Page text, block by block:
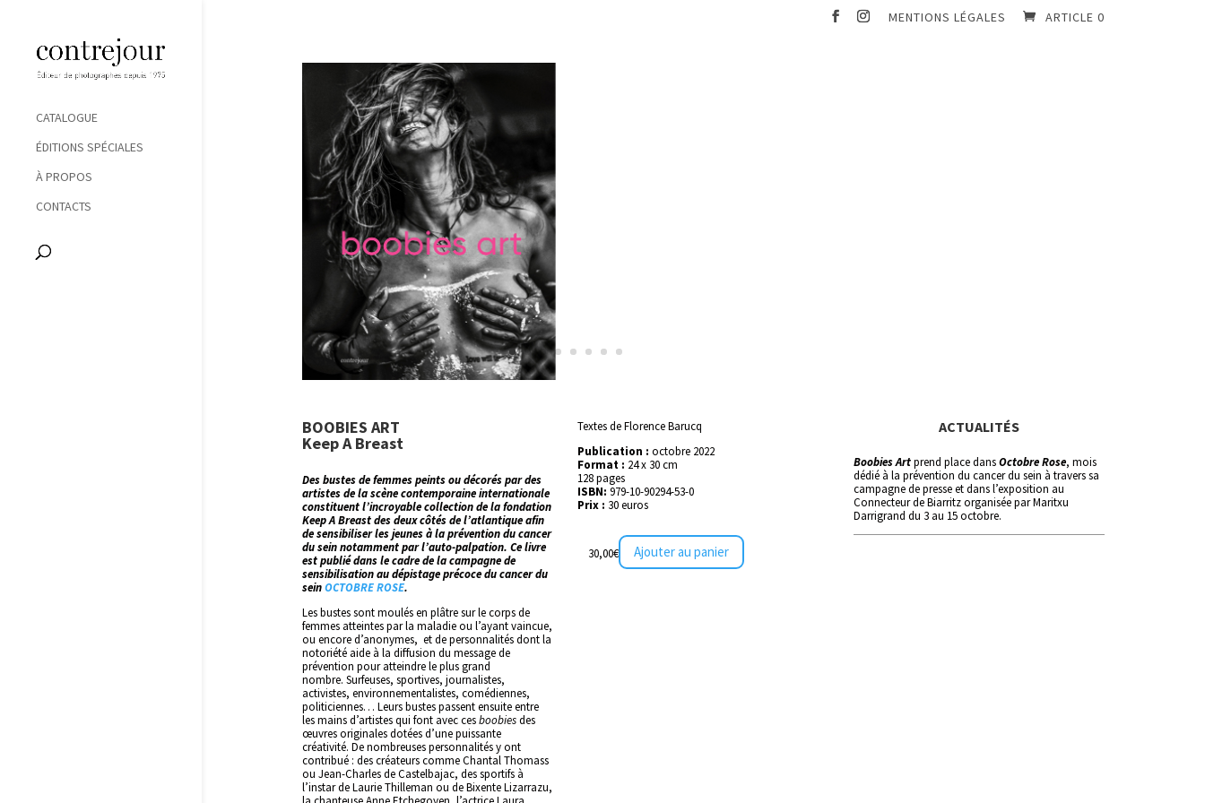
MENTIONS LÉGALES ARTICLE 0
CATALOGUE
ÉDITIONS SPÉCIALES
À PROPOS
CONTACTS
BOOBIES ART
Keep A Breast
Des bustes de femmes peints ou décorés par des
artistes de la scène contemporaine internationale
constituent l’incroyable collection de la fondation
Keep A Breast des deux côtés de l’atlantique afin
de sensibiliser les jeunes à la prévention du cancer
du sein notamment par l’auto-palpation. Ce livre
est publié dans le cadre de la campagne de
sensibilisation au dépistage précoce du cancer du
seinOCTOBRE ROSE.
Les bustes sont moulés en plâtre sur le corps de
femmes atteintes par la maladie ou l’ayant vaincue,
ou encore d’anonymes, et de personnalités dont la
notoriété aide à la diffusion du message de
prévention pour atteindre le plus grand
nombre. Surfeuses, sportives, journalistes,
activistes, environnementalistes, comédiennes,
politiciennes… Leurs bustes passent ensuite entre
les mains d’artistes qui font avec cesboobiesdes
œuvres originales dotées d’une puissante
créativité. De nombreuses personnalités y ont
contribué : des créateurs comme Chantal Thomass
ou Jean-Charles de Castelbajac, des sportifs à
l’instar de Laurie Thilleman ou de Bixente Lizarrazu,
Textes de Florence Barucq
Publication : octobre 2022
Format : 24 x 30 cm
128 pages
ISBN: 979-10-90294-53-0
Prix : 30 euros
30,00€ Ajouter au panier
ACTUALITÉS
Boobies Artprend place dansOctobre Rose, mois
dédié à la prévention du cancer du sein à travers sa
campagne de presse et dans l’exposition au
Connecteur de Biarritz organisée par Maritxu
Darrigrand du 3 au 15 octobre.